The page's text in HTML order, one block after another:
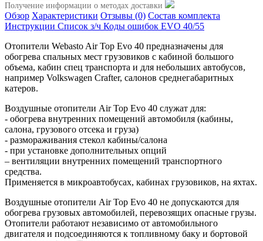
Получение информации о методах доставки
Обзор Характеристики Отзывы (0) Состав комплекта
Инструкции Список з/ч Коды ошибок EVO 40/55
Отопители Webasto Air Top Evo 40 предназначены для
обогрева спальных мест грузовиков с кабиной большого
объема, кабин спец транспорта и для небольших автобусов,
например Volkswagen Crafter, салонов среднегабаритных
катеров.
Воздушные отопители Air Top Evo 40 служат для:
- обогрева внутренних помещений автомобиля (кабины,
салона, грузового отсека и груза)
- размораживания стекол кабины/салона
- при установке дополнительных опций
– вентиляции внутренних помещений транспортного
средства.
Применяется в микроавтобусах, кабинах грузовиков, на яхтах.
Воздушные отопители Air Top Evo 40 не допускаются для
обогрева грузовых автомобилей, перевозящих опасные грузы.
Отопители работают независимо от автомобильного
двигателя и подсоединяются к топливному баку и бортовой